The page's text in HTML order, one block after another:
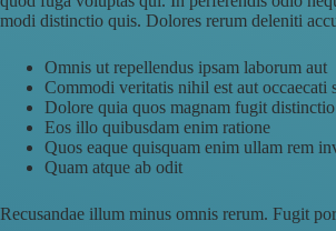
modi distinctio quis. Dolores rerum deleniti
Omnis ut repellendus ipsam laborum aut
Commodi veritatis nihil est aut occaecati
Dolore quia quos magnam fugit distinctio
Eos illo quibusdam enim ratione
Quos eaque quisquam enim ullam rem
Quam atque ab odit
Recusandae illum minus omnis rerum. Fugit